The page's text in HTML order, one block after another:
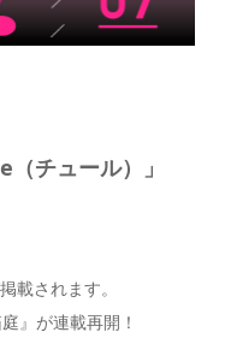
チュール）」
載されます。
』が連載再開！